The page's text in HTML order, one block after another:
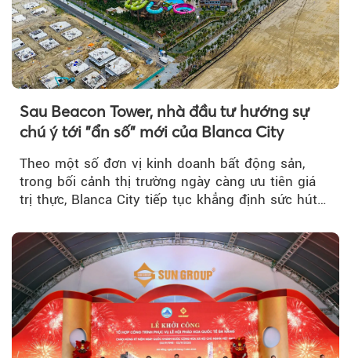
Sau Beacon Tower, nhà đầu tư hướng sự
chú ý tới "ẩn số" mới của Blanca City
Theo một số đơn vị kinh doanh bất động sản,
trong bối cảnh thị trường ngày càng ưu tiên giá
trị thực, Blanca City tiếp tục khẳng định sức hút